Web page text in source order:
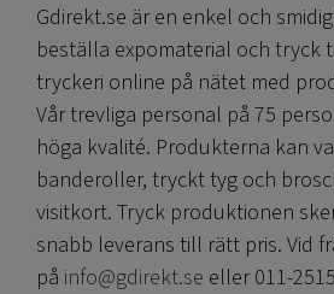
Gdirekt.se är en enkel och
beställa expomaterial och tryck
tryckeri online på nätet med
Vår trevliga personal på 75
höga kvalité. Produkterna kan
banderoller, tryckt tyg och
visitkort. Tryck produktionen
snabb leverans till rätt pris. Vid
på info@gdirekt.se eller 011-